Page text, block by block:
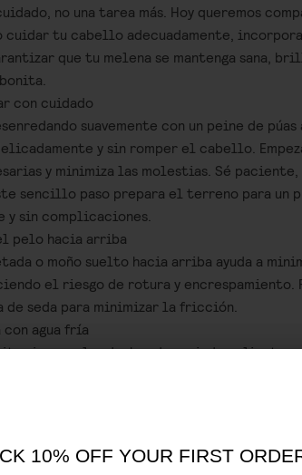
no una tarea más. Hoy queremos
tu cabello adecuadamente,
que tu melena se mantenga sana,
bonita.
con cuidado
suavemente con un peine de púas
y sin romper el cabello.
y minimiza las molestias. Sé paciente,
sencillo paso prepara el terreno para un
y sin complicaciones.
pelo hacia arriba
o moño suelto hacia arriba ayuda a
el riesgo de rotura y encrespamiento.
de seda para minimizar la fricción.
agua fría
siempre las duchas demasiado calientes.
agua fría, en cambio, ayuda a sellar la
Además las duchas frías refuerzan el
por las puntas
10% OFF YOUR FIRST